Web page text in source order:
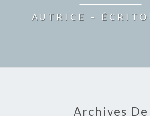
AUTRICE –
Archives De